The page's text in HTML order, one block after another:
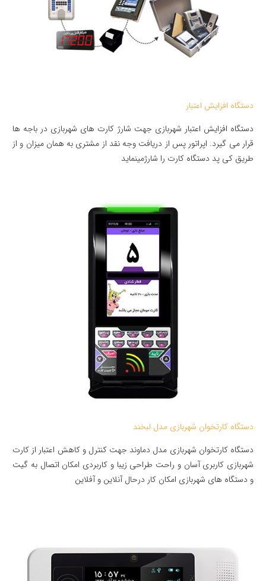
دستگاه افزایش اعتبار
دستگاه افزایش اعتبار شهربازی جهت شارژ کارت های شهربازی در باجه ها
قرار می گیرد. اپراتور پس از دریافت وجه نقد از مشتری به همان میزان و از
طریق کی پد دستگاه کارت را شارژمینماید
دستگاه کارتخوان شهربازی مدل لبخند
دستگاه کارتخوان شهربازی مدل دماوند جهت کنترل و کاهش اعتبار از کارت
شهربازی کاربری آسان و راحت طراحی زیبا و کاربردی امکان اتصال به گیت
و دستگاه های شهربازی امکان کار درحال آنلاین و آفلاین